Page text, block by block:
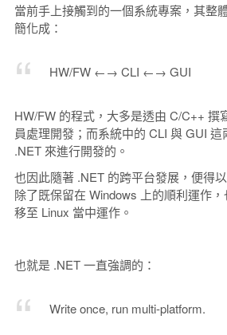
當前手上接觸到的一個系統專案，其整
簡化成：
HW/FW ←→ CLI ←→ GUI
HW/FW 的程式，大多是透由 C/C++ 撰
員處理開發；而系統中的 CLI 與 GUI
.NET 來進行開發的。
也因此隨著 .NET 的跨平台發展，便得
除了既保留在 Windows 上的順利運作
移至 Linux 當中運作。
也就是 .NET 一直強調的：
Write once, run multi-platform.